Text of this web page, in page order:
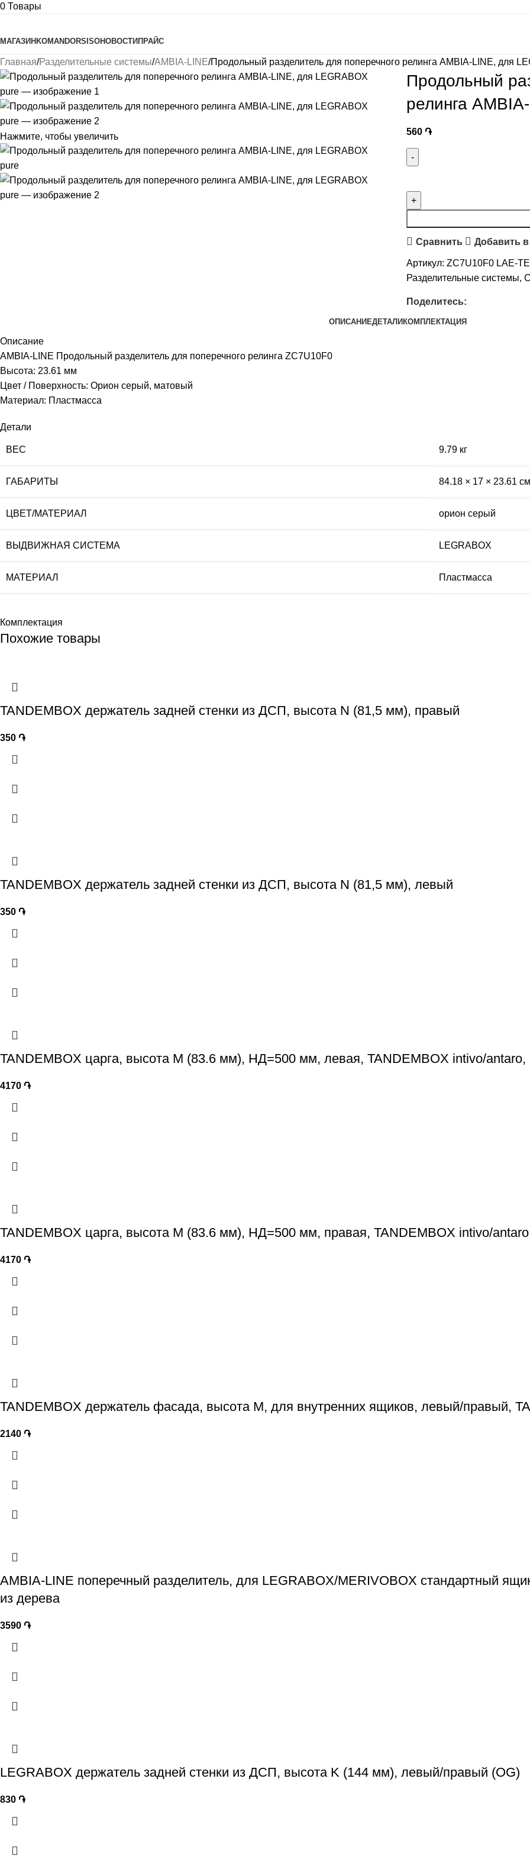
0 Товары
МАГАЗИН KOMANDORSISOНОВОСТИ ПРАЙС
Главная Разделительные системы AMBIA-LINE Продольный разделитель для поперечного релинга AMBIA-LINE, для
Нажмите, чтобы увеличить
Продольный
релинга
560 ֏
Сравнить Добавить
Артикул: ZC7U10F0 LAE-
Разделительные системы,
Поделитесь:
ОПИСАНИЕДЕТАЛИКОМПЛЕКТАЦИЯ
Описание
AMBIA-LINE Продольный разделитель для поперечного релинга ZC7U10F0
Высота: 23.61 мм
Цвет / Поверхность: Орион серый, матовый
Материал: Пластмасса
Детали
ВЕС 9.79 кг
ГАБАРИТЫ 84.18 × 17 × 23.61 см
ЦВЕТ/МАТЕРИАЛ орион серый
ВЫДВИЖНАЯ СИСТЕМА LEGRABOX
МАТЕРИАЛ Пластмасса
Комплектация
Похожие товары
TANDEMBOX держатель задней стенки из ДСП, высота N (81,5 мм), правый
350 ֏
TANDEMBOX держатель задней стенки из ДСП, высота N (81,5 мм), левый
350 ֏
TANDEMBOX царга, высота M (83.6 мм), НД=500 мм, левая, TANDEMBOX intivo/
4170 ֏
TANDEMBOX царга, высота M (83.6 мм), НД=500 мм, правая, TANDEMBOX intivo/
4170 ֏
TANDEMBOX держатель фасада, высота M, для внутренних ящиков, левый/правый,
2140 ֏
AMBIA-LINE поперечный разделитель, для LEGRABOX/MERIVOBOX стандартный
из дерева
3590 ֏
LEGRABOX держатель задней стенки из ДСП, высота K (144 мм), левый/правый (OG)
830 ֏